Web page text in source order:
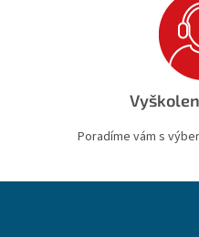
Poradíme vám s